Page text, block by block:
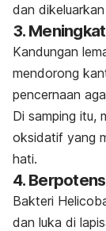
dan
3.
Kandungan
mendorong
pencernaan
Di samping itu,
oksidatif yang
hati.
4.
Bakteri H
dan luka di